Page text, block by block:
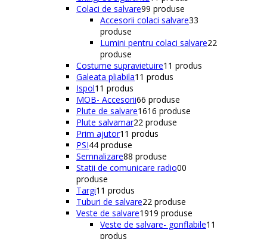
Colaci de salvare99 produse
Accesorii colaci salvare33
produse
Lumini pentru colaci salvare22
produse
Costume supravietuire1 1 produs
Galeata pliabila1 1 produs
Ispol1 1 produs
MOB- Accesorii66 produse
Plute de salvare1616 produse
Plute salvamar22 produse
Prim ajutor1 1 produs
PSI44 produse
Semnalizare88 produse
Statii de comunicare radio00
produse
Targi1 1 produs
Tuburi de salvare22 produse
Veste de salvare1919 produse
Veste de salvare- gonflabile1 1
produs